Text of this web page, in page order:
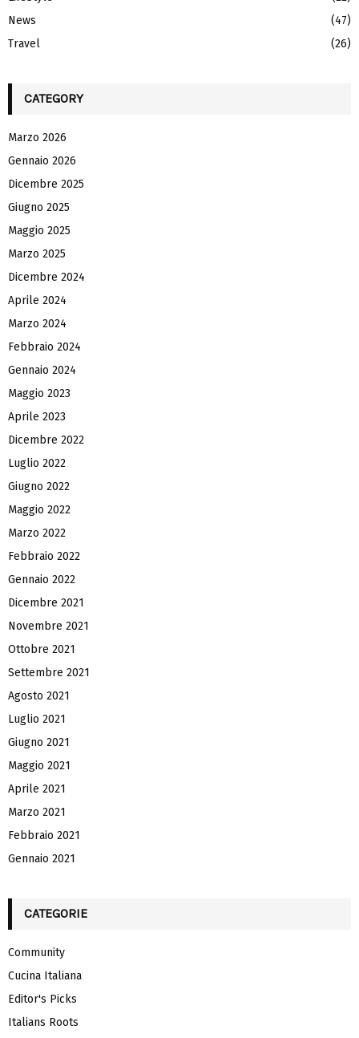
News
(47)
Travel
(26)
CATEGORY
Marzo 2026
Gennaio 2026
Dicembre 2025
Giugno 2025
Maggio 2025
Marzo 2025
Dicembre 2024
Aprile 2024
Marzo 2024
Febbraio 2024
Gennaio 2024
Maggio 2023
Aprile 2023
Dicembre 2022
Luglio 2022
Giugno 2022
Maggio 2022
Marzo 2022
Febbraio 2022
Gennaio 2022
Dicembre 2021
Novembre 2021
Ottobre 2021
Settembre 2021
Agosto 2021
Luglio 2021
Giugno 2021
Maggio 2021
Aprile 2021
Marzo 2021
Febbraio 2021
Gennaio 2021
CATEGORIE
Community
Cucina Italiana
Editor's Picks
Italians Roots